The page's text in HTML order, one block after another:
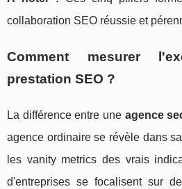
collaboration SEO réussie et
Comment mesurer
prestation SEO ?
La différence entre une agence
agence ordinaire se révèle dans
les vanity metrics des vrais
d'entreprises se focalisent sur